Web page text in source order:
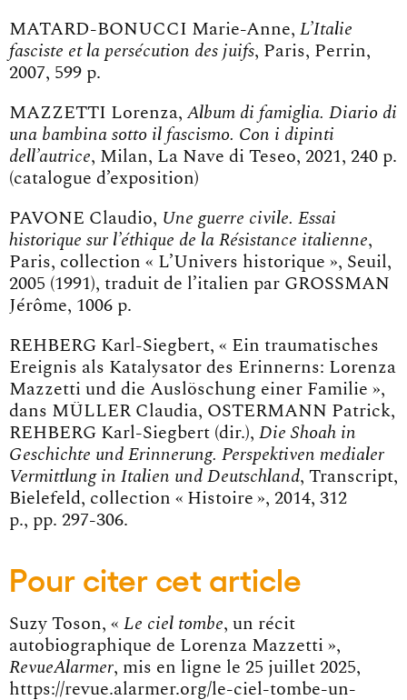
MATARD-BONUCCI Marie-Anne, L’Italie
fasciste et la persécution des juifs, Paris, Perrin,
2007, 599 p.
MAZZETTI Lorenza, Album di famiglia. Diario di
una bambina sotto il fascismo. Con i dipinti
dell’autrice, Milan, La Nave di Teseo, 2021, 240 p.
(catalogue d’exposition)
PAVONE Claudio, Une guerre civile. Essai
historique sur l’éthique de la Résistance italienne,
Paris, collection « L’Univers historique », Seuil,
2005 (1991), traduit de l’italien par GROSSMAN
Jérôme, 1006 p.
REHBERG Karl-Siegbert, « Ein traumatisches
Ereignis als Katalysator des Erinnerns: Lorenza
Mazzetti und die Auslöschung einer Familie »,
dans MÜLLER Claudia, OSTERMANN Patrick,
REHBERG Karl-Siegbert (dir.), Die Shoah in
Geschichte und Erinnerung. Perspektiven medialer
Vermittlung in Italien und Deutschland, Transcript,
Bielefeld, collection « Histoire », 2014, 312
p., pp. 297-306.
Pour citer cet article
Suzy Toson, « Le ciel tombe, un récit
autobiographique de Lorenza Mazzetti »,
RevueAlarmer, mis en ligne le 25 juillet 2025,
https://revue.alarmer.org/le-ciel-tombe-un-